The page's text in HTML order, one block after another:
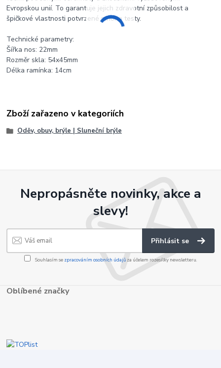
Evropskou unií. To garantuje jejich zdravotní způsobilost a
špičkové vlastnosti potvrzené mnoha testy.
Technické parametry:
Šířka nos: 22mm
Rozměr skla: 54x45mm
Délka ramínka: 14cm
Zboží zařazeno v kategoriích
Oděv, obuv, brýle | Sluneční brýle
Nepropásněte novinky, akce a
slevy!
Přihlásit se
Souhlasím se zpracováním osobních údajůza účelem rozesílky newsletteru.
Oblíbené značky